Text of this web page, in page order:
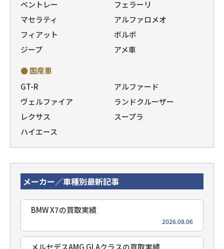
ベントレー
フェラーリ
マセラティ
アルファロメオ
フィアット
ボルボ
ジープ
アメ車
● 国産車
GT-R
アルファード
ヴェルファイア
ランドクルーザー
レクサス
スープラ
ハイエース
メーカー／車種別最新記事
BMW X7の買取実績
2026.08.06
メルセデスAMG GLAクラスの買取実績